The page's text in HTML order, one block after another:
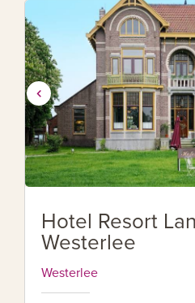
Hotel Resort
Westerlee
Westerlee